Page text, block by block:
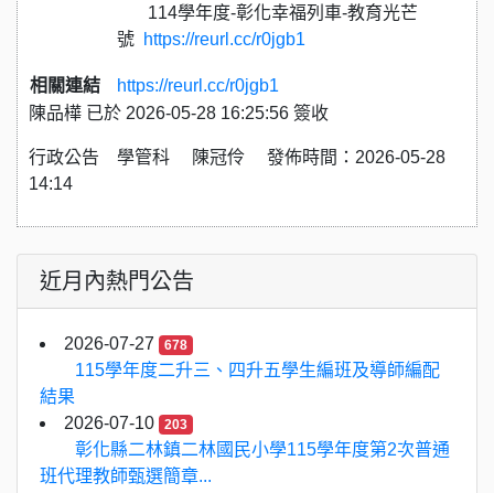
114學年度-彰化幸福列車-教育光芒
號 https://reurl.cc/r0jgb1
相關連結
https://reurl.cc/r0jgb1
陳品樺 已於 2026-05-28 16:25:56 簽收
行政公告 學管科 陳冠伶 發佈時間：2026-05-28
14:14
近月內熱門公告
2026-07-27 678
115學年度二升三、四升五學生編班及導師編配
結果
2026-07-10
203
彰化縣二林鎮二林國民小學115學年度第2次普通
班代理教師甄選簡章...